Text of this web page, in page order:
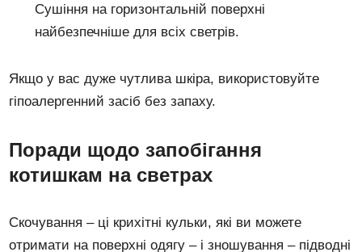
Сушіння на горизонтальній поверхні
найбезпечніше для всіх светрів.
Якщо у вас дуже чутлива шкіра, використовуйте
гіпоалергенний засіб без запаху.
Поради щодо запобігання
котишкам на светрах
Скочування – ці крихітні кульки, які ви можете
отримати на поверхні одягу – і зношування – підводні